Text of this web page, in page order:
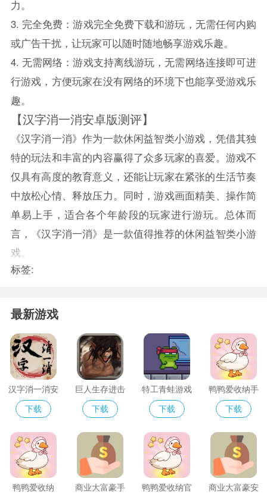
力。
3. 完全免费：游戏完全免费下载和游玩，无需任何内购
或广告干扰，让玩家可以随时随地畅享游戏乐趣。
4. 无需网络：游戏支持离线游玩，无需网络连接即可进
行游戏，方便玩家在没有网络的环境下也能享受游戏乐
趣。
【汉字消一消安卓版测评】
《汉字消一消》作为一款休闲益智类小游戏，凭借其独
特的玩法和丰富的内容赢得了众多玩家的喜爱。游戏不
仅具有高度的教育意义，还能让玩家在紧张的生活节奏
中放松心情、释放压力。同时，游戏画面精美、操作简
单易上手，适合各个年龄段的玩家进行游玩。总体而
言，《汉字消一消》是一款值得推荐的休闲益智类小游
戏。
标签:
最新游戏
汉字消一消安
卓版
下载
巨人生存进击
的勇者游戏
2024
下载
特工青蛙游戏
下载
鸭鸭爱收纳手
机版
下载
鸭鸭爱收纳
商业大富豪手
鸭鸭爱收纳官
商业大富豪安